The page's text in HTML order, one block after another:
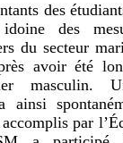
des
des
du secteur
avoir été
masculin.
ainsi
par